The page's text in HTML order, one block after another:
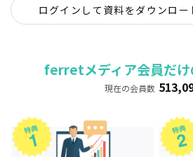
ログインして資料をダウンロー
ferretメディア会員だけ
現在の会員数